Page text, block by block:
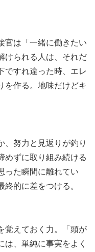
官は「一緒に働きたい
けられる人は、それだ
ですれ違った時、エレ
作る。地味だけどキ
、努力と見返りが釣り
めずに取り組み続ける
った瞬間に離れてい
終的に差をつける。
えておく力。「頭が
は、単純に事実をよく